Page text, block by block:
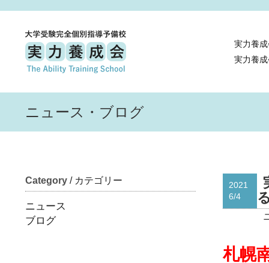
実力養
実力養
ニュース・ブログ
Category / カテゴリー
ニュース
ブログ
2021
6/4
札幌